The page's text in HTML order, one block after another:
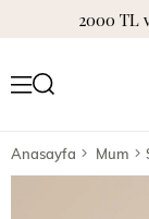
2000 TL
Anasayfa Mum